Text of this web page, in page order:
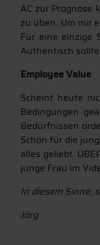
AC zur
zu üben. Um mir
Für eine einzige
Authentisch
Employee Value
Scheint heute
Bedingungen
Bedürfnissen
Schön für die
alles geliebt.
junge Frau im
In diesem Sinne,
Jörg